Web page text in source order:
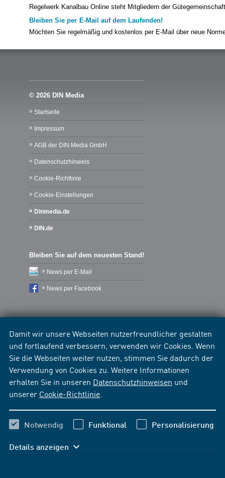
Damit wir unsere Webseiten nutzerfreundlicher gestalten
und fortlaufend verbessern, verwenden wir Cookies. Wenn
Sie die Webseiten weiter nutzen, stimmen Sie dadurch der
Verwendung von Cookies zu. Weitere Informationen
erhalten Sie in unseren Datenschutzhinweisen und
unserer Cookie-Richtlinie
Notwendig Funktional Personalisierung
Details anzeigen
Regelwerk Kanalbau Online steht Mitgliedern der
Bleiben Sie per E-Mail auf dem Laufenden!
Möchten Sie regelmäßig und kostenlos per E-Mail über neue
© 2026 DIN Media
Startseite
Impressum
AGB der DIN Media GmbH
Datenschutzhinweis
Cookie-Richtlinie
Cookie-Einstellungen
Dinmedia.de
DIN.de
Bleiben Sie auf dem neuesten Stand!
News per E-Mail
News per Facebook